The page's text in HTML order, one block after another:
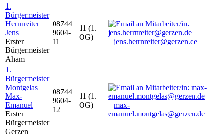
1.
Bürgermeister
Herrnreiter
Jens
Erster
Bürgermeister
Aham
08744
9604-
11
11 (1.
OG)
jens.herrnreiter@gerzen.de
1.
Bürgermeister
Montgelas
Max-
Emanuel
Erster
Bürgermeister
Gerzen
08744
9604-
12
11 (1.
OG)
max-
emanuel.montgelas@gerzen.de